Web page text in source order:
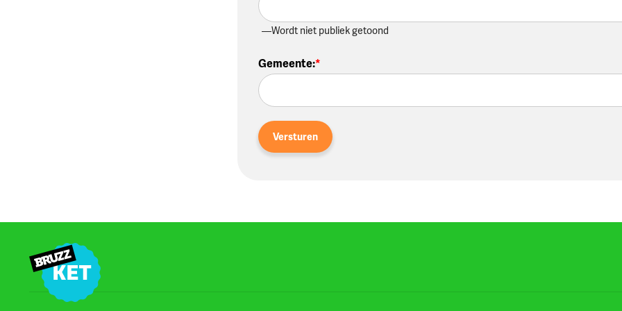
Wordt niet publiek getoond
Gemeente:
Versturen